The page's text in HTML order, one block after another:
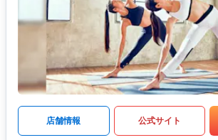
店舗情報 公式サイト